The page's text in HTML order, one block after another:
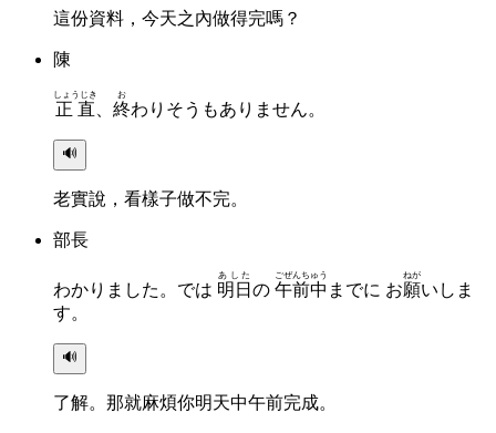
這份資料，今天之內做得完嗎？
陳
正直
しょうじき
、 終
お
わりそうもありません。
🔊
老實說，看樣子做不完。
部長
わかりました。では 明日
あした
の 午前中
ごぜんちゅう
までに お願
ねが
いしま
す。
🔊
了解。那就麻煩你明天中午前完成。